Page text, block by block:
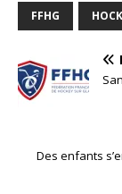
FFHG
Des enfants